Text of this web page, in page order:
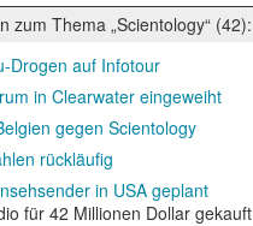
zum Thema „Scientology“ (42):
Drogen auf Infotour
in Clearwater eingeweiht
gegen Scientology
rückläufig
in USA geplant
für 42 Millionen Dollar gekauft